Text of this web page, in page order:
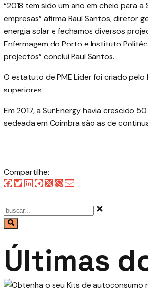
“2018 tem sido um ano em cheio para
empresas” afirma Raul Santos, diretor
energia solar e fechamos diversos
Enfermagem do Porto e Instituto
projectos” conclui Raul Santos.
O estatuto de PME Líder foi criado pelo
superiores.
Em 2017, a SunEnergy havia crescido
sedeada em Coimbra são as de
Compartilhe:
Últimas